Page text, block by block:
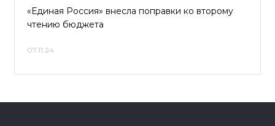
«Единая Россия» внесла поправки ко второму
чтению бюджета
07.11.24